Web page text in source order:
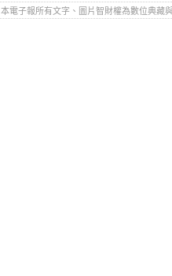
本電子報所有文字、圖片智財權為數位典藏